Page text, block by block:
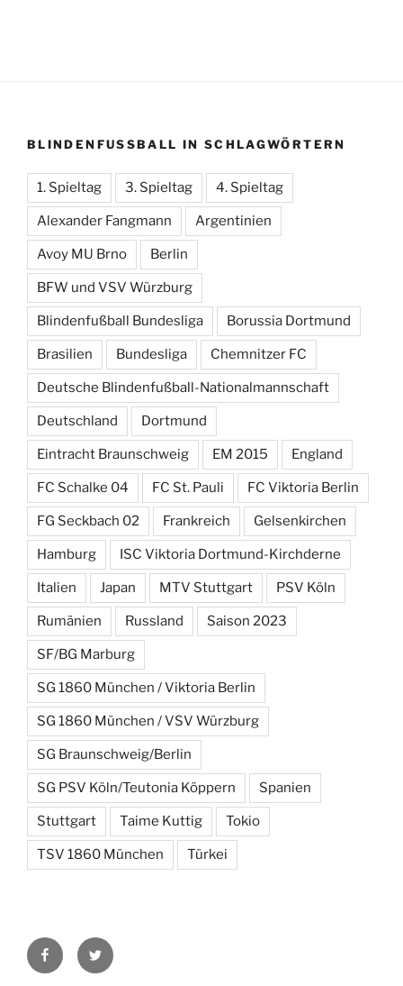
BLINDENFUSSBALL IN SCHLAGWÖRTERN
1. Spieltag 3. Spieltag 4. Spieltag
Alexander Fangmann Argentinien
Avoy MU Brno Berlin
BFW und VSV Würzburg
Blindenfußball Bundesliga Borussia Dortmund
Brasilien Bundesliga Chemnitzer FC
Deutsche Blindenfußball-Nationalmannschaft
Deutschland Dortmund
Eintracht Braunschweig EM 2015 England
FC Schalke 04 FC St. Pauli FC Viktoria Berlin
FG Seckbach 02 Frankreich Gelsenkirchen
Hamburg ISC Viktoria Dortmund-Kirchderne
Italien Japan MTV Stuttgart PSV Köln
Rumänien Russland Saison 2023
SF/BG Marburg
SG 1860 München / Viktoria Berlin
SG 1860 München / VSV Würzburg
SG Braunschweig/Berlin
SG PSV Köln/Teutonia Köppern Spanien
Stuttgart Taime Kuttig Tokio
TSV 1860 München Türkei
FacebookTwitter